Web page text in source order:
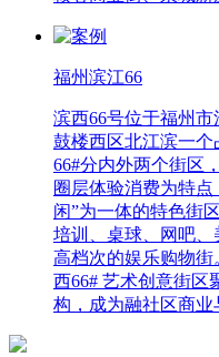
福州滨江66
滨西66号位于福州
鼓楼西区北江滨一个
66#分内外两个街区
圈层体验消费为特
闲”为一体的特色街
培训、桌球、网吧、
高档次的娱乐购物
西66# 艺术创意街区
构，成为融社区商业